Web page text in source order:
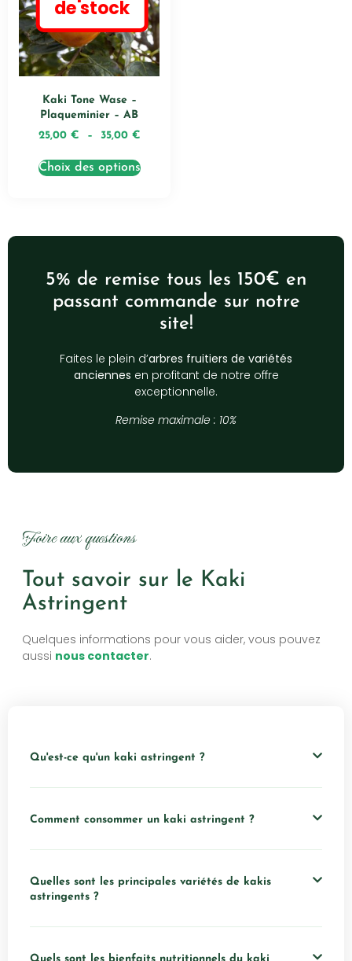
de stock
Kaki Tone Wase –
Plaqueminier – AB
25,00 € – 35,00 €
Choix des options
5% de remise tous les 150€ en
passant commande sur notre
site!
Faites le plein d’arbres fruitiers de variétés
anciennes en profitant de notre offre
exceptionnelle.
Remise maximale : 10%
Foire aux questions
Tout savoir sur le Kaki
Astringent
Quelques informations pour vous aider, vous pouvez
aussi nous contacter.
Qu'est-ce qu'un kaki astringent ?
Comment consommer un kaki astringent ?
Quelles sont les principales variétés de kakis
astringents ?